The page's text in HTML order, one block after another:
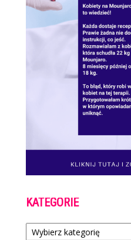
KATEGORIE
Kategorie